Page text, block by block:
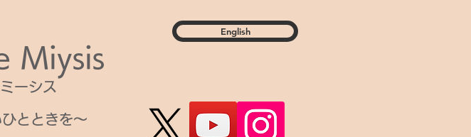
Miysis
ーシス
とときを～
English